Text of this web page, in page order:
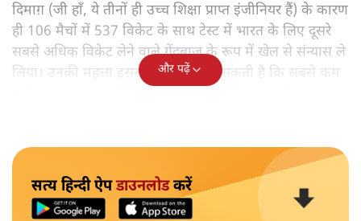
दिमाग़ (जी हाँ, ये तीनों ही उच्च शिक्षा प्राप्त इंजीनियर हैं) के कारण
ही 106 मैचों में 537 विकेट के साथ टेस्ट में भारत के लिए दूसरे
सबसे अधिक विकेट लेने वाले गेंदबाज के रूप में खेल से संन्यास ले
लिया। उनकी महत्ता इससे भी समझी जा सकती है कि सबसे कम
और पढ़ें
सत्य हिन्दी ऐपडाउनलोडकरें